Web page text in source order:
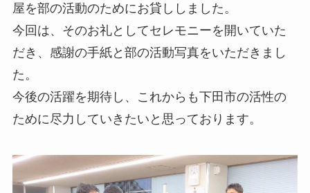
屋を部の活動のためにお貸ししました。
今回は、そのお礼としてセレモニーを開いていた
だき、感謝の手紙と部の活動写真をいただきまし
た。
今後の活躍を期待し、これからも下田市の活性の
ために尽力していきたいと思っております。